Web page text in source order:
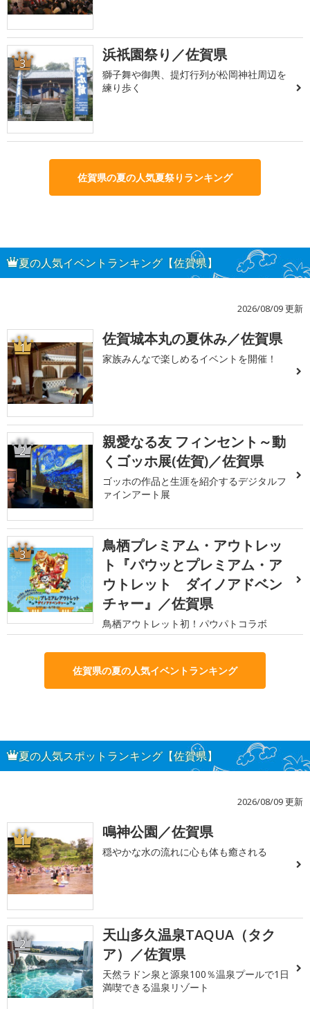
3 浜祇園祭り／佐賀県
獅子舞や御輿、提灯行列が松岡神社周辺を
練り歩く
佐賀県の夏の人気夏祭りランキング
夏の人気イベントランキング【佐賀県】
2026/08/09 更新
1 佐賀城本丸の夏休み／佐賀県
家族みんなで楽しめるイベントを開催！
2
親愛なる友 フィンセント～動
くゴッホ展(佐賀)／佐賀県
ゴッホの作品と生涯を紹介するデジタルフ
ァインアート展
3
鳥栖プレミアム・アウトレッ
ト『パウッとプレミアム・ア
ウトレット ダイノアドベン
チャー』／佐賀県
鳥栖アウトレット初！パウパトコラボ
佐賀県の夏の人気イベントランキング
夏の人気スポットランキング【佐賀県】
2026/08/09 更新
1 鳴神公園／佐賀県
穏やかな水の流れに心も体も癒される
2
天山多久温泉TAQUA（タク
ア）／佐賀県
天然ラドン泉と源泉100％温泉プールで1日
満喫できる温泉リゾート